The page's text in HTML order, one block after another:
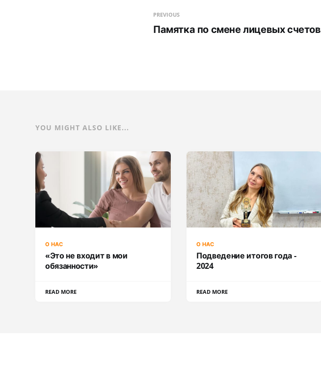
PREVIOUS
Памятка по смене лицевых счетов
YOU MIGHT ALSO LIKE...
О НАС
«Это не входит в мои
обязанности»
READ MORE
О НАС
Подведение итогов года -
2024
READ MORE